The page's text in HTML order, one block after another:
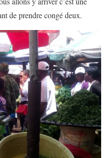
de prendre congé deux.